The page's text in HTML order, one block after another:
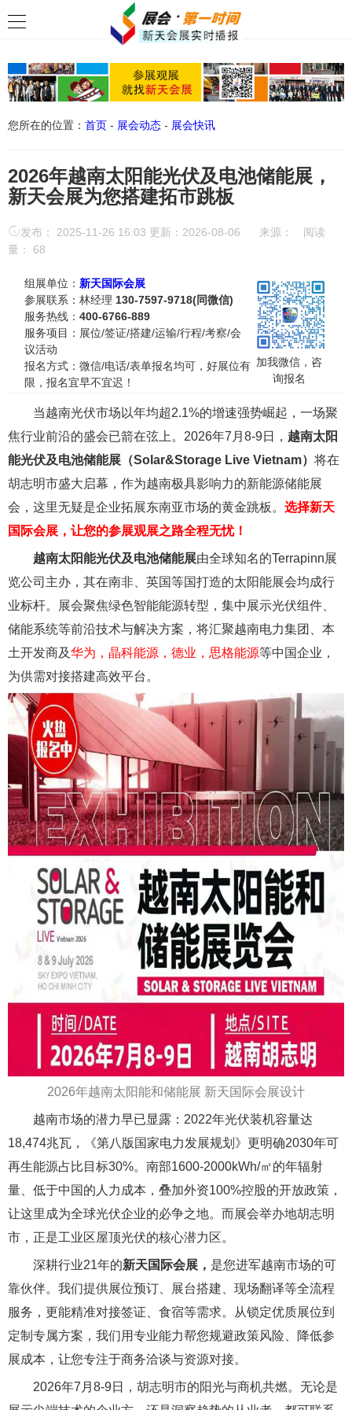
您所在的位置： 首页 - 展会动态 - 展会快讯
2026年越南太阳能光伏及电池储能展，
新天会展为您搭建拓市跳板
发布： 2025-11-26 16:03 更新：2026-08-06 来源：
阅读
量： 68
组展单位： 新天国际会展
参展联系：林经理 130-7597-9718(同微信)
服务热线：400-6766-889
服务项目：展位/签证/搭建/运输/行程/考察/会
议活动
报名方式：微信/电话/表单报名均可，好展位有
限，报名宜早不宜迟！
加我微信，咨
询报名
当越南光伏市场以年均超2.1%的增速强势崛起，一场聚
焦行业前沿的盛会已箭在弦上。2026年7月8-9日， 越南太阳
能光伏及电池储能展（Solar&Storage Live Vietnam） 将在
胡志明市盛大启幕，作为越南极具影响力的新能源储能展
会，这里无疑是企业拓展东南亚市场的黄金跳板。 选择新天
国际会展，让您的参展观展之路全程无忧！
越南太阳能光伏及电池储能展由全球知名的Terrapinn展
览公司主办，其在南非、英国等国打造的太阳能展会均成行
业标杆。展会聚焦绿色智能能源转型，集中展示光伏组件、
储能系统等前沿技术与解决方案，将汇聚越南电力集团、本
土开发商及华为，晶科能源，德业，思格能源等中国企业，
为供需对接搭建高效平台。
2026年越南太阳能和储能展 新天国际会展设计
越南市场的潜力早已显露：2022年光伏装机容量达
18,474兆瓦，《第八版国家电力发展规划》更明确2030年可
再生能源占比目标30%。南部1600-2000kWh/㎡的年辐射
量、低于中国的人力成本，叠加外资100%控股的开放政策，
让这里成为全球光伏企业的必争之地。而展会举办地胡志明
市，正是工业区屋顶光伏的核心潜力区。
深耕行业21年的新天国际会展， 是您进军越南市场的可
靠伙伴。我们提供展位预订、展台搭建、现场翻译等全流程
服务，更能精准对接签证、食宿等需求。从锁定优质展位到
定制专属方案，我们用专业能力帮您规避政策风险、降低参
展成本，让您专注于商务洽谈与资源对接。
2026年7月8-9日，胡志明市的阳光与商机共燃。无论是